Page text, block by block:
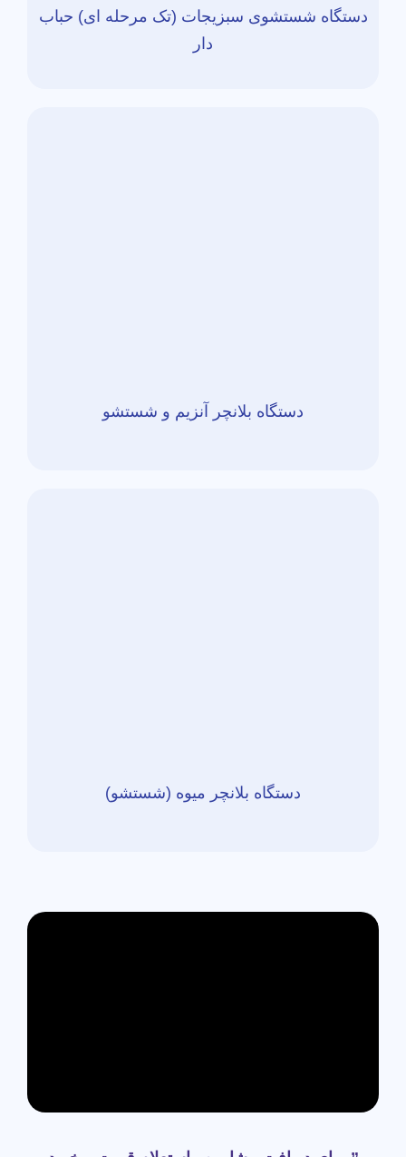
دستگاه شستشوی سبزیجات (تک مرحله ای) حباب
دار
دستگاه بلانچر آنزیم و شستشو
دستگاه بلانچر میوه (شستشو)